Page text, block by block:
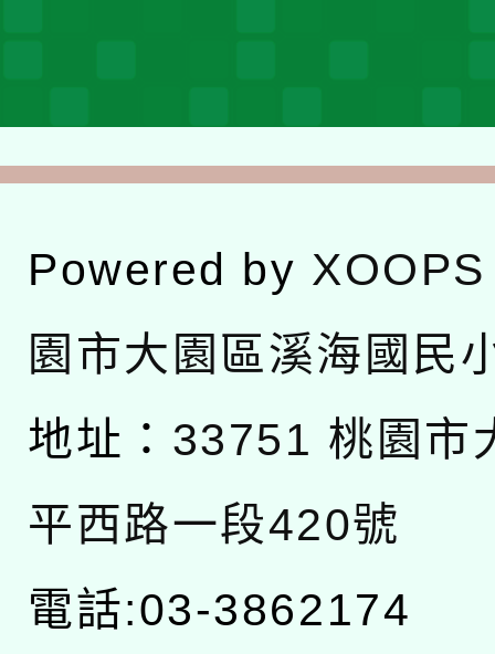
Powered by XOOPS
園市大園區溪海國民
地址： 33751 桃園市
平西路一段420號
電話:03-3862174